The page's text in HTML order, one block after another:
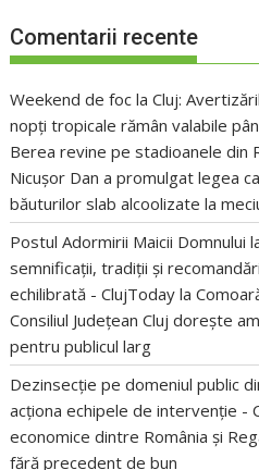
Comentarii recente
Weekend de foc la Cluj:
nopți tropicale rămân valabile
Berea revine pe stadioanele din
Nicușor Dan a promulgat legea
băuturilor slab alcoolizate la
Postul Adormirii Maicii Domnului
semnificații, tradiții și
echilibrată - ClujToday la
Consiliul Județean Cluj dorește
pentru publicul larg
Dezinsecție pe domeniul public
acționa echipele de intervenție -
economice dintre România și
fără precedent de bun